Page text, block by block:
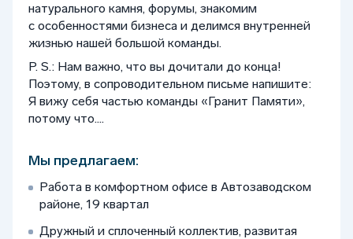
натурального камня, форумы, знакомим
с особенностями бизнеса и делимся внутренней
жизнью нашей большой команды.
P. S.: Нам важно, что вы дочитали до конца!
Поэтому, в сопроводительном письме напишите:
Я вижу себя частью команды «Гранит Памяти»,
потому что....
Мы предлагаем:
Работа в комфортном офисе в Автозаводском
районе, 19 квартал
Дружный и сплоченный коллектив, развитая